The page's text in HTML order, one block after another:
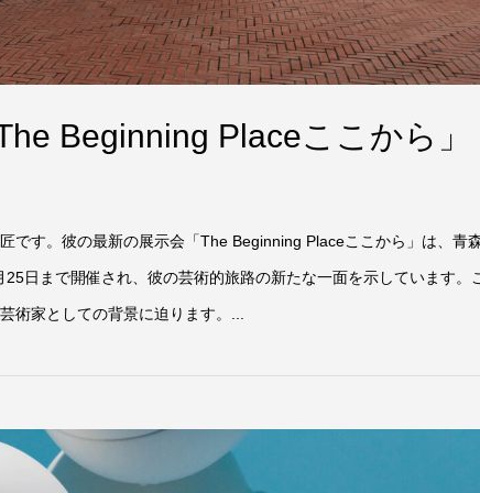
Beginning Placeここから」
です。彼の最新の展示会「The Beginning Placeここから」は、青
日まで開催され、彼の芸術的旅路の新たな一面を示しています。
術家としての背景に迫ります。...